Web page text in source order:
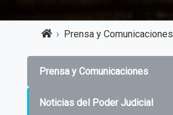
Prensa y Comunicaciones
Prensa y Comunicaciones
Noticias del Poder Judicial